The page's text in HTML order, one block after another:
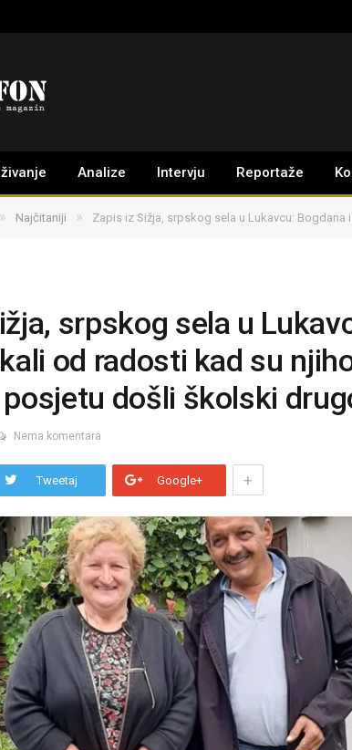
Analize Intervju Reportaže
» Najčitaniji » Zapis iz Sižja, srpskog sela u Lukavcu:
srpskog sela u
od radosti kad su
došli školski
Nema komentara
Tweetaj Google+ +